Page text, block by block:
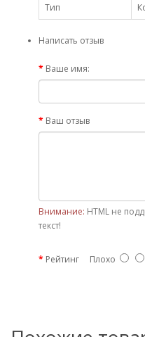
Тип
Написать отзыв
Ваше имя:
Ваш отзыв
Внимание: HTML не
текст!
Рейтинг Плохо